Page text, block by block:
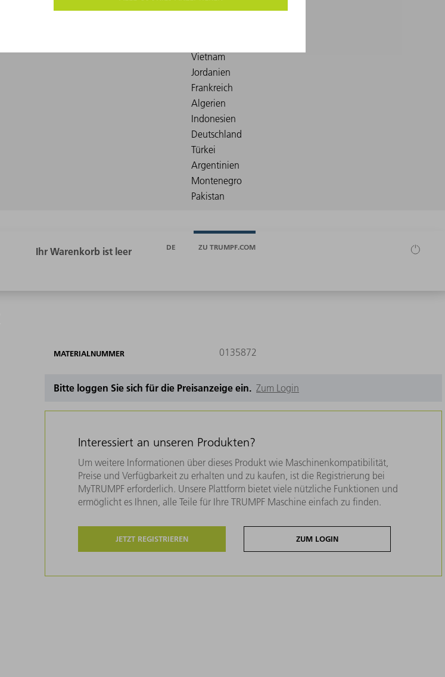
DE ZU TRUMPF.COM
MATERIALNUMMER 0135872
Bitte loggen Sie sich für die Preisanzeige ein. Zum Login
Interessiert an unseren Produkten?
Um weitere Informationen über dieses Produkt wie Maschinenkompatibilität,
Preise und Verfügbarkeit zu erhalten und zu kaufen, ist die Registrierung bei
MyTRUMPF erforderlich. Unsere Plattform bietet viele nützliche Funktionen und
ermöglicht es Ihnen, alle Teile für Ihre TRUMPF Maschine einfach zu finden.
JETZT REGISTRIEREN ZUM LOGIN